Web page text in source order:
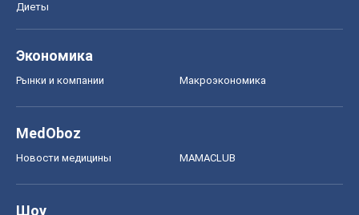
Диеты
Экономика
Рынки и компании Mакроэкономика
MedOboz
Новости медицины MAMACLUB
Шоу